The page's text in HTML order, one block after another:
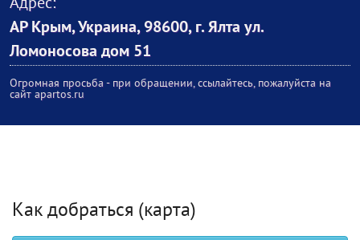
Адрес:
АР Крым, Украина, 98600, г. Ялта ул.
Ломоносова дом 51
Огромная просьба - при обращении, ссылайтесь, пожалуйста на
сайт apartos.ru
Как добраться (карта)